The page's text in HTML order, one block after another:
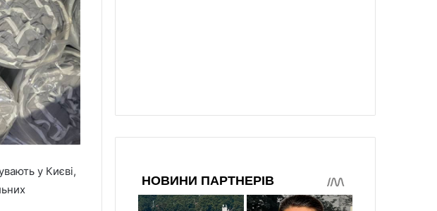
у Києві,